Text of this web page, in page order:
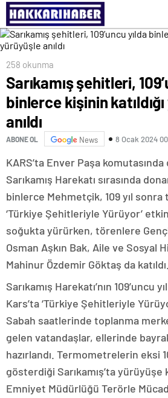
258 okunma
Sarıkamış şehitleri,
binlerce kişinin
anıldı
ABONE OL News 8 Ocak 2024
KARS’ta Enver Paşa
Sarıkamış Harekatı sırasında
binlerce Mehmetçik, 109 yıl sonra
‘Türkiye Şehitleriyle Yürüyor’
soğukta yürürken, törenlere
Osman Aşkın Bak, Aile ve Sosyal
Mahinur Özdemir Göktaş da katıldı.
Sarıkamış Harekatı’nın 109’uncu
Kars’ta ‘Türkiye Şehitleriyle
Sabah saatlerinde toplanma
gelen vatandaşlar, ellerinde
hazırlandı. Termometrelerin eksi
gösterdiği Sarıkamış’ta yürüyüşe
Emniyet Müdürlüğü Terörle